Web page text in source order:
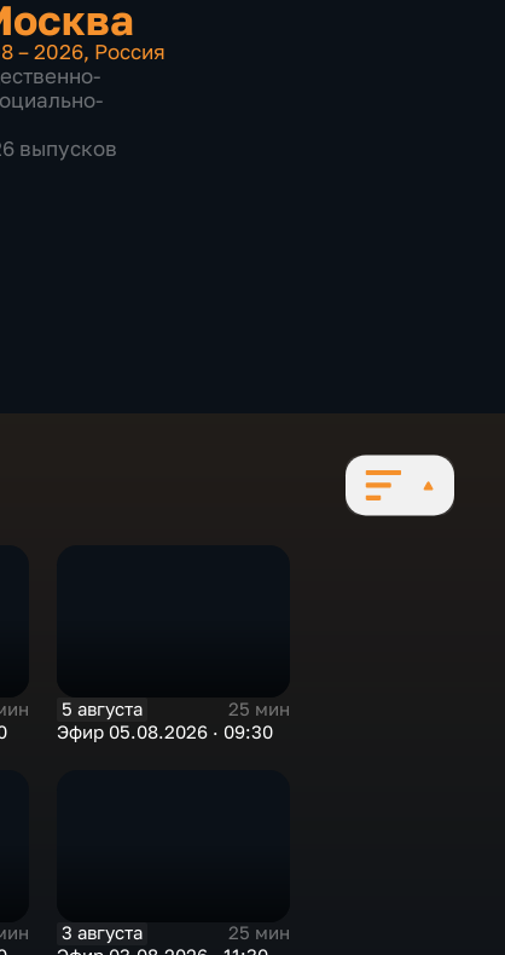
– 2026, Россия
выпусков
5 августа
25 мин
Эфир 05.08.2026 · 09:30
3 августа
25 мин